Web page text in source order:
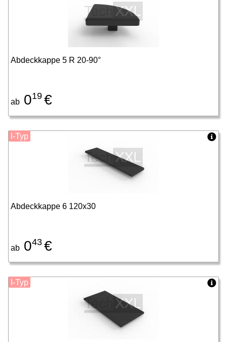
Abdeckkappe 5 R 20-90°
ab 019 €
Abdeckkappe 6 120x30
ab 043 €
I-Typ
I-Typ